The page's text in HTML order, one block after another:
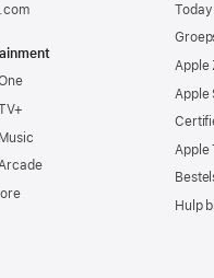
Apple
Apple
Apple
Hulp